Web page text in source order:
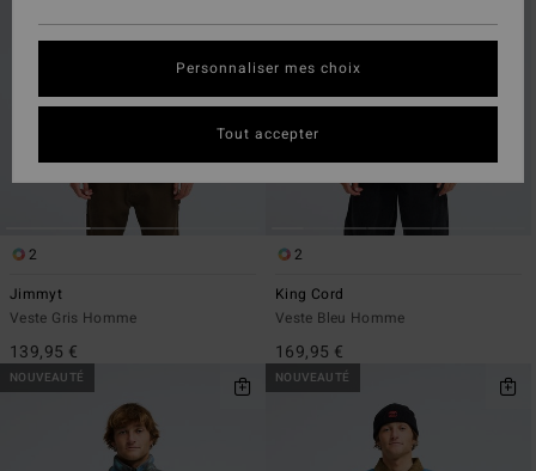
2
Jimmyt
Veste Gris Homme
139,95 €
2
King Cord
Veste Bleu Homme
169,95 €
NOUVEAUTÉ NOUVEAUTÉ
Personnaliser mes choix
Tout accepter